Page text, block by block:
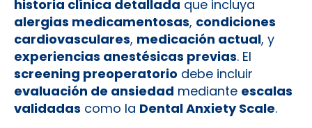
historia clínica detallada que incluya
alergias medicamentosas, condiciones
cardiovasculares, medicación actual, y
experiencias anestésicas previas. El
screening preoperatorio debe incluir
evaluación de ansiedad mediante escalas
validadas como la Dental Anxiety Scale.